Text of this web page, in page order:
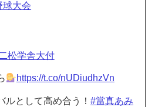
球大会
松学舎大付
https://t.co/nUDiudhzVn
ルとして高め合う！#當真あみ